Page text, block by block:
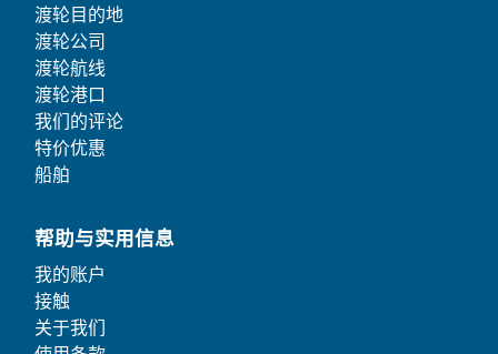
渡轮目的地
渡轮公司
渡轮航线
渡轮港口
我们的评论
特价优惠
船舶
帮助与实用信息
我的账户
接触
关于我们